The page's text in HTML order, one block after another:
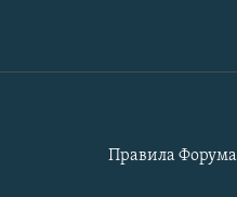
Правила Форума